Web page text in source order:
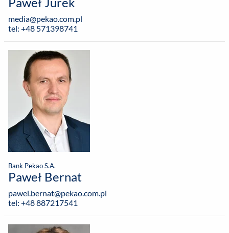
media@pekao.com.pl
tel: +48 571398741
Bank Pekao S.A.
Paweł Bernat
pawel.bernat@pekao.com.pl
tel: +48 887217541